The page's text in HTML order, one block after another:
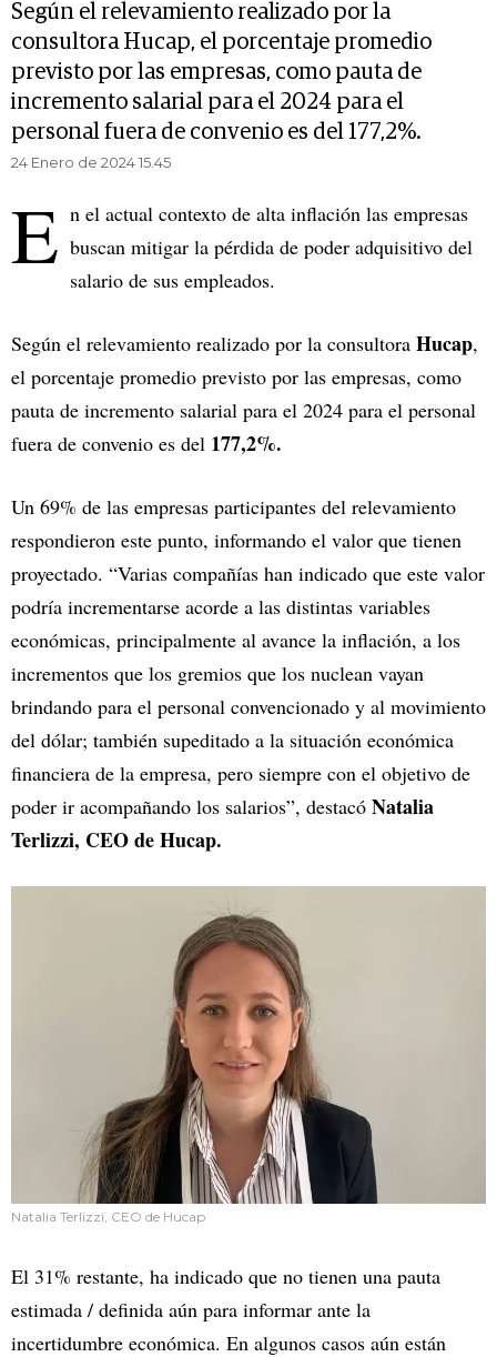
Según el relevamiento realizado por la
consultora Hucap, el porcentaje promedio
previsto por las empresas, como pauta de
incremento salarial para el 2024 para el
personal fuera de convenio es del 177,2%.
24 Enero de 2024 15.45
E n el actual contexto de alta inflación las empresas
buscan mitigar la pérdida de poder adquisitivo del
salario de sus empleados.
Según el relevamiento realizado por la consultora Hucap,
el porcentaje promedio previsto por las empresas, como
pauta de incremento salarial para el 2024 para el personal
fuera de convenio es del 177,2%.
Un 69% de las empresas participantes del relevamiento
respondieron este punto, informando el valor que tienen
proyectado. “Varias compañías han indicado que este valor
podría incrementarse acorde a las distintas variables
económicas, principalmente al avance la inflación, a los
incrementos que los gremios que los nuclean vayan
brindando para el personal convencionado y al movimiento
del dólar; también supeditado a la situación económica
financiera de la empresa, pero siempre con el objetivo de
poder ir acompañando los salarios”, destacó Natalia
Terlizzi, CEO de Hucap.
Natalia Terlizzi, CEO de Hucap
El 31% restante, ha indicado que no tienen una pauta
estimada / definida aún para informar ante la
incertidumbre económica. En algunos casos aún están